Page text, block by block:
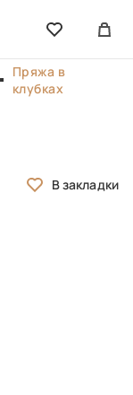
Пряжа в
клубках